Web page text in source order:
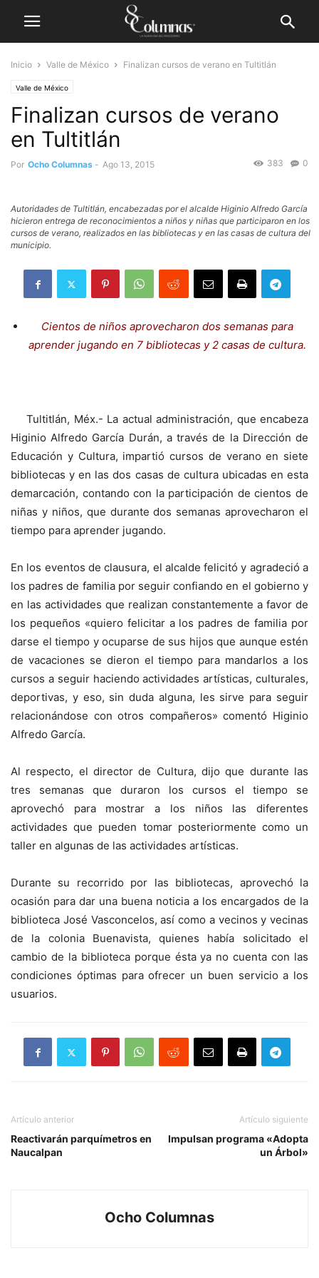
Inicio Valle de México Finalizan cursos de verano en Tultitlán
Valle de México
Finalizan cursos de verano
en Tultitlán
Por Ocho Columnas - Ago 13, 2015 0
383
Autoridades de Tultitlán, encabezadas por el alcalde Higinio Alfredo García
hicieron entrega de reconocimientos a niños y niñas que participaron en los
cursos de verano, realizados en las bibliotecas y en las casas de cultura del
municipio.
Cientos de niños aprovecharon dos semanas para
aprender jugando en 7 bibliotecas y 2 casas de cultura.
Tultitlán, Méx.- La actual administración, que encabeza
Higinio Alfredo García Durán, a través de la Dirección de
Educación y Cultura, impartió cursos de verano en siete
bibliotecas y en las dos casas de cultura ubicadas en esta
demarcación, contando con la participación de cientos de
niñas y niños, que durante dos semanas aprovecharon el
tiempo para aprender jugando.
En los eventos de clausura, el alcalde felicitó y agradeció a
los padres de familia por seguir confiando en el gobierno y
en las actividades que realizan constantemente a favor de
los pequeños «quiero felicitar a los padres de familia por
darse el tiempo y ocuparse de sus hijos que aunque estén
de vacaciones se dieron el tiempo para mandarlos a los
cursos a seguir haciendo actividades artísticas, culturales,
deportivas, y eso, sin duda alguna, les sirve para seguir
relacionándose con otros compañeros» comentó Higinio
Alfredo García.
Al respecto, el director de Cultura, dijo que durante las
tres semanas que duraron los cursos el tiempo se
aprovechó para mostrar a los niños las diferentes
actividades que pueden tomar posteriormente como un
taller en algunas de las actividades artísticas.
Durante su recorrido por las bibliotecas, aprovechó la
ocasión para dar una buena noticia a los encargados de la
biblioteca José Vasconcelos, así como a vecinos y vecinas
de la colonia Buenavista, quienes había solicitado el
cambio de la biblioteca porque ésta ya no cuenta con las
condiciones óptimas para ofrecer un buen servicio a los
usuarios.
Artículo anterior
Reactivarán parquímetros en
Naucalpan
Artículo siguiente
Impulsan programa «Adopta
un Árbol»
Ocho Columnas